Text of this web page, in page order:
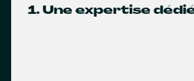
1. Une expertise